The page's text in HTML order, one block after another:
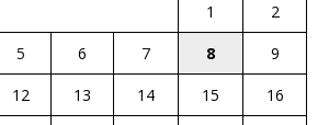
1
2
5 6 7 8
9
12 13 14 15
16